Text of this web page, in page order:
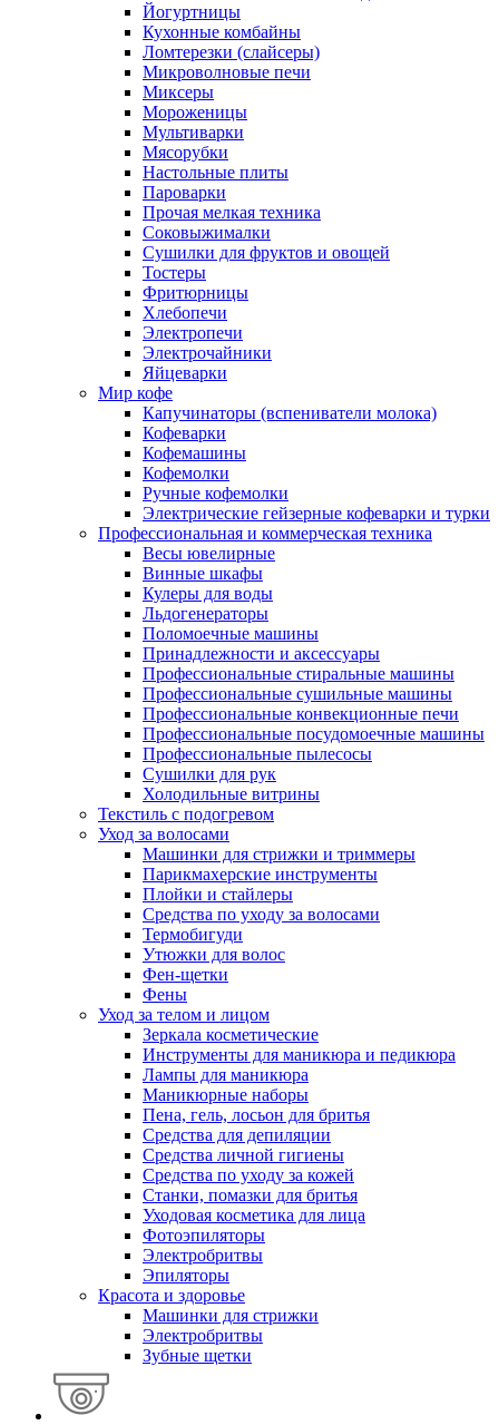
Йогуртницы
Кухонные комбайны
Ломтерезки (слайсеры)
Микроволновые печи
Миксеры
Мороженицы
Мультиварки
Мясорубки
Настольные плиты
Пароварки
Прочая мелкая техника
Соковыжималки
Сушилки для фруктов и овощей
Тостеры
Фритюрницы
Хлебопечи
Электропечи
Электрочайники
Яйцеварки
Мир кофе
Капучинаторы (вспениватели молока)
Кофеварки
Кофемашины
Кофемолки
Ручные кофемолки
Электрические гейзерные кофеварки и турки
Профессиональная и коммерческая техника
Весы ювелирные
Винные шкафы
Кулеры для воды
Льдогенераторы
Поломоечные машины
Принадлежности и аксессуары
Профессиональные стиральные машины
Профессиональные сушильные машины
Профессиональные конвекционные печи
Профессиональные посудомоечные машины
Профессиональные пылесосы
Сушилки для рук
Холодильные витрины
Текстиль с подогревом
Уход за волосами
Машинки для стрижки и триммеры
Парикмахерские инструменты
Плойки и стайлеры
Средства по уходу за волосами
Термобигуди
Утюжки для волос
Фен-щетки
Фены
Уход за телом и лицом
Зеркала косметические
Инструменты для маникюра и педикюра
Лампы для маникюра
Маникюрные наборы
Пена, гель, лосьон для бритья
Средства для депиляции
Средства личной гигиены
Средства по уходу за кожей
Станки, помазки для бритья
Уходовая косметика для лица
Фотоэпиляторы
Электробритвы
Эпиляторы
Красота и здоровье
Машинки для стрижки
Электробритвы
Зубные щетки